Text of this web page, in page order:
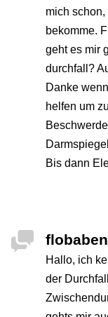
mich
bekomme.
geht es mir
durchfall?
Danke
helfen um
Bis dann
flobaben
Hallo, ich
der